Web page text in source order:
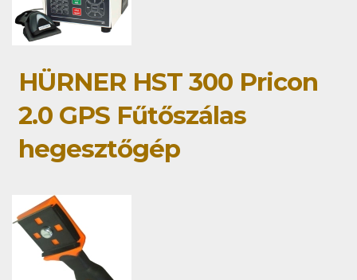
HÜRNER HST 300 Pricon
2.0 GPS Fűtőszálas
hegesztőgép